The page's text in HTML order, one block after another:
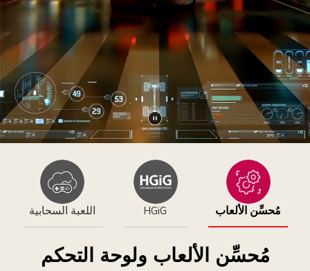
Apple
TV
وThe
rings
of
power
من
PRIME
إيقاف
مؤقتًا
مُحسِّن الألعاب HGiG اللعبة السحابية
مُحسِّن الألعاب ولوحة التحكم